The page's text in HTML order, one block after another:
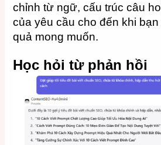
chỉnh từ ngữ, cấu trúc câu
của yêu cầu cho đến khi
quả mong muốn.
Học hỏi từ phản hồi